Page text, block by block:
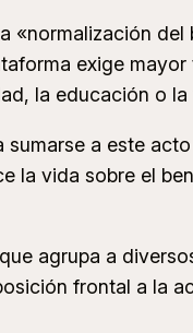
exige
la educación o
a este
la vida sobre el
agrupa a
frontal a la